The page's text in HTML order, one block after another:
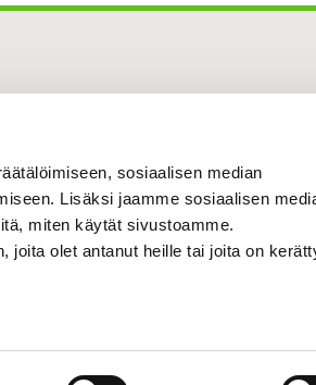
sosiaalisen median
Lisäksi jaamme sosiaalisen
miten käytät sivustoamme.
joita olet antanut heille tai joita on